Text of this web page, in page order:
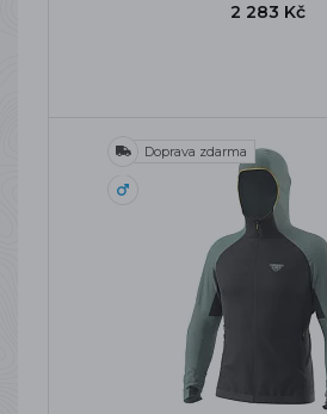
2 283 Kč
Doprava zdarma